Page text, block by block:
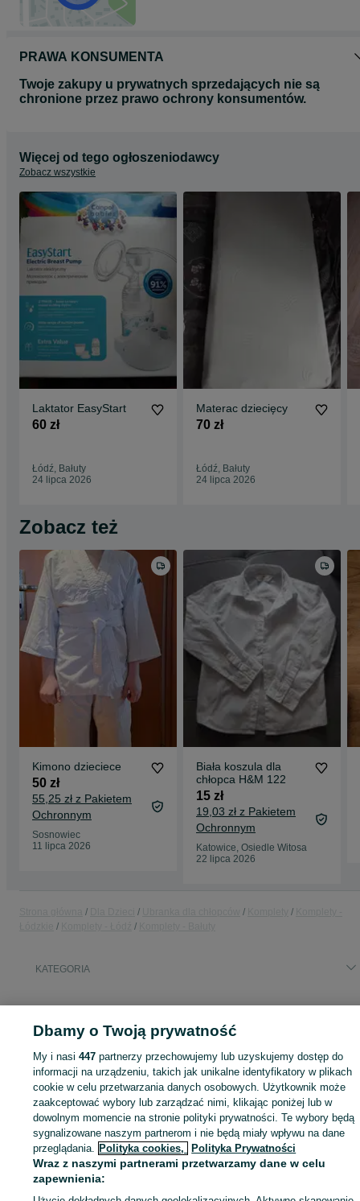
PRAWA KONSUMENTA
Twoje zakupy u prywatnych sprzedających nie są
chronione przez prawo ochrony konsumentów.
Więcej od tego ogłoszeniodawcy
Zobacz wszystkie
Laktator EasyStart
60 zł
Łódź, Bałuty
24 lipca 2026
Materac dziecięcy
70 zł
Łódź, Bałuty
24 lipca 2026
Zobacz też
Kimono dzieciece
50 zł
55,25 zł z Pakietem
Ochronnym
Sosnowiec
11 lipca 2026
Biała koszula dla
chłopca H&M 122
15 zł
19,03 zł z Pakietem
Ochronnym
Katowice, Osiedle Witosa
22 lipca 2026
KATEGORIA
Zaloguj się lub załóż konto na OLX, aby skontaktować się z
sprzedającym
Zaloguj się / Załóż konto
Kup
Dbamy o Twoją prywatność
My i nasi447 partnerzy przechowujemy lub uzyskujemy dostęp do
informacji na urządzeniu, takich jak unikalne identyfikatory w plikach
cookie w celu przetwarzania danych osobowych. Użytkownik może
zaakceptować wybory lub zarządzać nimi, klikając poniżej lub w
dowolnym momencie na stronie polityki prywatności. Te wybory będą
sygnalizowane naszym partnerom i nie będą miały wpływu na dane
przeglądania. Polityka cookies, Polityka Prywatności
Wraz z naszymi partnerami przetwarzamy dane w celu
zapewnienia: